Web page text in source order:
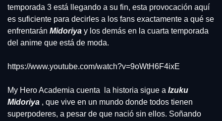
temporada 3 está llegando a su fin, esta provocación aquí
es suficiente para decirles a los fans exactamente a qué se
enfrentarán Midoriya y los demás en la cuarta temporada
del anime que está de moda.
https://www.youtube.com/watch?v=9oWtH6F4ixE
My Hero Academia cuenta  la historia sigue a Izuku
Midoriya , que vive en un mundo donde todos tienen
superpoderes, a pesar de que nació sin ellos. Soñando